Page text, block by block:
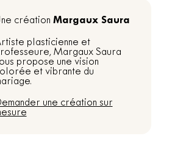
création Margaux Saura
plasticienne et
Margaux Saura
propose une vision
et vibrante du
une création sur